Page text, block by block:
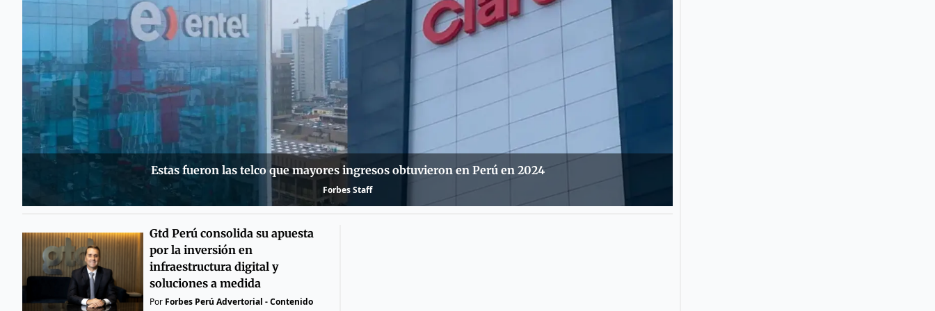
Estas fueron las telco que mayores ingresos obtuvieron en Perú en 2024
Forbes Staff
Gtd Perú consolida su apuesta
por la inversión en
infraestructura digital y
soluciones a medida
Por Forbes Perú Advertorial - Contenido